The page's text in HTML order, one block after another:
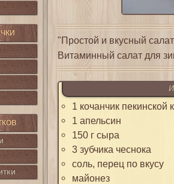
"Простой и вкусный
Витаминный салат для
1 кочанчик пекинской
1 апельсин
150 г сыра
3 зубчика чеснока
соль, перец по вкусу
майонез